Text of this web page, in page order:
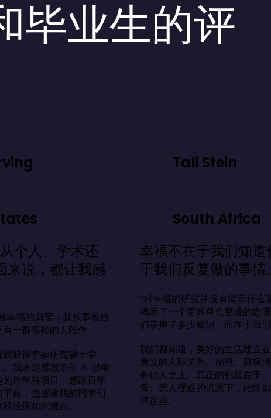
毕业生的评
个人、学术还
来说，都让我感
幸福的归宿，我从事着自
一群很棒的人陪伴。
获得幸福研究硕士学
我永远感激塔尔·本-沙哈
跨学科项目，感谢百年
台，也感谢我的同学们
经历如此难忘。
Tali Stein
South Africa
幸福不在于我们知道
于我们反复做的事情。
“对幸福的研究并没有揭示什么
揭示了一个更简单也更难的道
们掌握了多少知识，而在于我们
我们都知道，美好的生活建立
意义的人际关系、感恩、目标
务他人之上。真正的挑战在于
督、无人强迫的情况下，始终
择这些。